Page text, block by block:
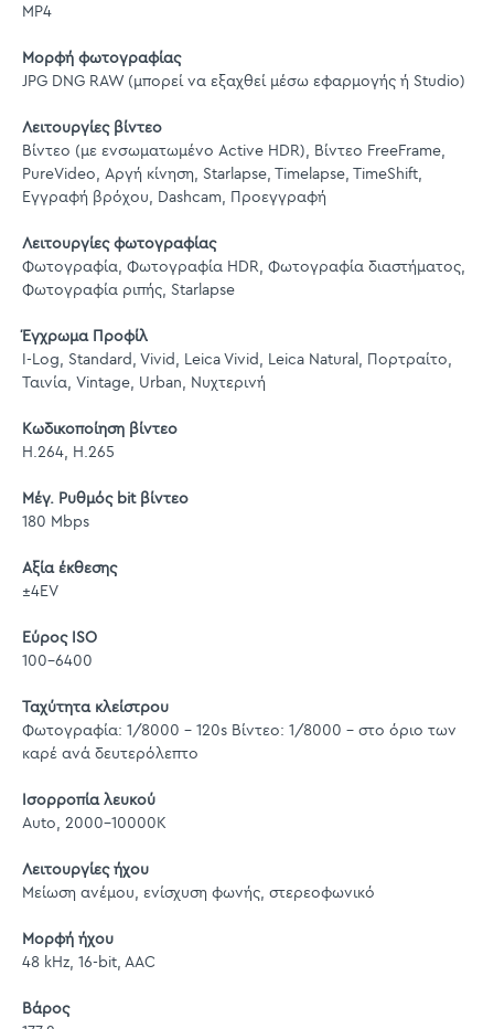
MP4
Μορφή φωτογραφίας
JPG DNG RAW (μπορεί να εξαχθεί μέσω εφαρμογής ή Studio)
Λειτουργίες βίντεο
Βίντεο (με ενσωματωμένο Active HDR), Βίντεο FreeFrame,
PureVideo, Αργή κίνηση, Starlapse, Timelapse, TimeShift,
Εγγραφή βρόχου, Dashcam, Προεγγραφή
Λειτουργίες φωτογραφίας
Φωτογραφία, Φωτογραφία HDR, Φωτογραφία διαστήματος,
Φωτογραφία ριπής, Starlapse
Έγχρωμα Προφίλ
I-Log, Standard, Vivid, Leica Vivid, Leica Natural, Πορτραίτο,
Ταινία, Vintage, Urban, Νυχτερινή
Κωδικοποίηση βίντεο
Η.264, Η.265
Μέγ. Ρυθμός bit βίντεο
180 Mbps
Αξία έκθεσης
±4EV
Εύρος ISO
100-6400
Ταχύτητα κλείστρου
Φωτογραφία: 1/8000 - 120s Βίντεο: 1/8000 - στο όριο των
καρέ ανά δευτερόλεπτο
Ισορροπία λευκού
Auto, 2000-10000K
Λειτουργίες ήχου
Μείωση ανέμου, ενίσχυση φωνής, στερεοφωνικό
Μορφή ήχου
48 kHz, 16-bit, AAC
Βάρος